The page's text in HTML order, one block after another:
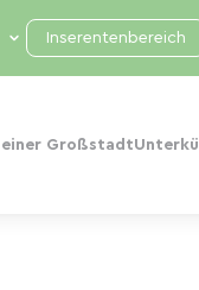
einer Großstadt
Inserentenbereich